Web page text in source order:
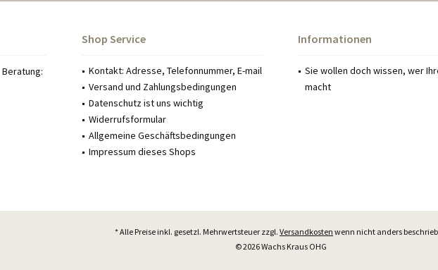
Shop Service
Kontakt: Adresse, Telefonnummer, E-mail
Versand und Zahlungsbedingungen
Datenschutz ist uns wichtig
Widerrufsformular
Allgemeine Geschäftsbedingungen
Impressum dieses Shops
Informationen
Sie wollen doch wissen, wer
macht
* Alle Preise inkl. gesetzl. Mehrwertsteuer zzgl. Versandkosten wenn nicht anders
© 2026 Wachs Kraus OHG